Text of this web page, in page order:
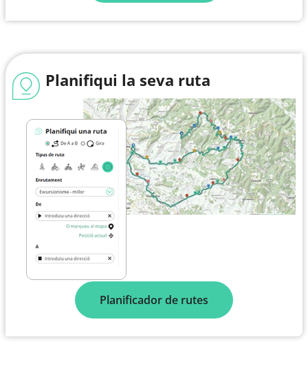
Planifiqui la seva ruta
Planificador de rutes